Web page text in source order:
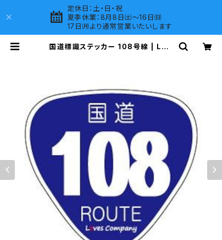
定休日：土・日・祝
夏季休業：8月8日㈯～16日㈰
17日㈪より通常営業いたいします
国道標識ステッカー 108号線 | LOV